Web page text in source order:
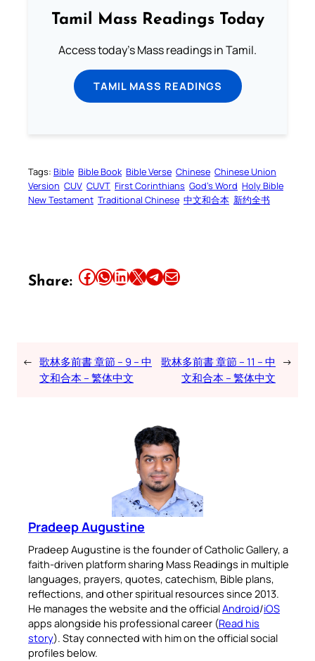
Tamil Mass Readings Today
Access today's Mass readings in Tamil.
TAMIL MASS READINGS
Tags: Bible Bible Book Bible Verse Chinese Chinese Union
Version CUV CUVT First Corinthians God’s Word Holy Bible
New Testament Traditional Chinese 中文和合本 新约全书
Share: Share this article on Facebook Share this article on WhatsApp Share this article on LinkedIn Share this article on X Share this article on TelegramEmail this Article
← 歌林多前書 章節 – 9 – 中
文和合本 – 繁体中文
歌林多前書 章節 – 11 – 中
文和合本 – 繁体中文
→
Pradeep Augustine
Pradeep Augustine is the founder of Catholic Gallery, a
faith-driven platform sharing Mass Readings in multiple
languages, prayers, quotes, catechism, Bible plans,
reflections, and other spiritual resources since 2013.
He manages the website and the officialAndroid/iOS
apps alongside his professional career (Read his
story). Stay connected with him on the official social
profiles below.